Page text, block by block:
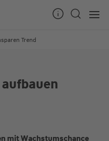
Trend
mit Wachstumschance